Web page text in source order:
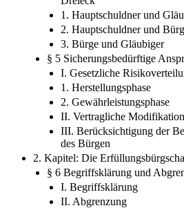
1. Hauptschuldner und
2. Hauptschuldner und
3. Bürge und Gläubiger
§ 5 Sicherungsbedürftige
I. Gesetzliche
1. Herstellungsphase
2. Gewährleistungsphase
II. Vertragliche
III. Berücksichtigung der
des Bürgen
2. Kapitel: Die
§ 6 Begriffsklärung und
I. Begriffsklärung
II. Abgrenzung